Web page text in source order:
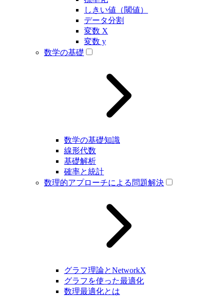
しきい値（閾値）
データ分割
変数 X
変数 y
数学の基礎
数学の基礎知識
線形代数
基礎解析
確率と統計
数理的アプローチによる問題解決
グラフ理論とNetworkX
グラフを使った最適化
数理最適化とは